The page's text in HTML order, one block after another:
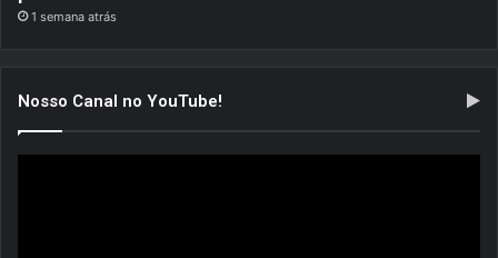
1 semana atrás
Nosso Canal no YouTube!